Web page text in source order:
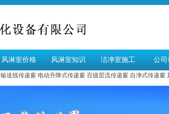
风淋室价格 风淋室知识 洁净室施工 公司
输送线传递窗 电动升降式传递窗 百级层流传递窗 自净式传递窗